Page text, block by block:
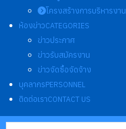
โครงสร้างการบริหารงาน
ห้องข่าวCATEGORIES
ข่าวประกาศ
ข่าวรับสมัครงาน
ข่าวจัดซื้อจัดจ้าง
บุคลากรPERSONNEL
ติดต่อเราCONTACT US